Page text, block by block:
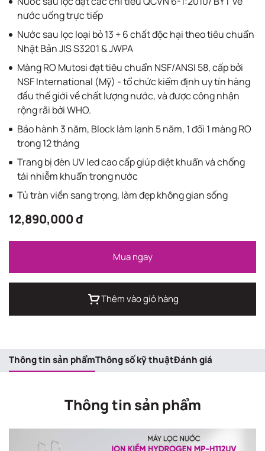
nước uống trực tiếp
Nước sau lọc loại bỏ 13 + 6 chất độc hại theo tiêu chuẩn
Nhật Bản JIS S3201 & JWPA
Màng RO Mutosi đạt tiêu chuẩn NSF/ANSI 58, cấp bởi
NSF International (Mỹ) - tổ chức kiểm định uy tín hàng
đầu thế giới về chất lượng nước, và được công nhận
rộng rãi bởi WHO.
Bảo hành 3 năm, Block làm lạnh 5 năm, 1 đổi 1 màng RO
trong 12 tháng
Trang bị đèn UV led cao cấp giúp diệt khuẩn và chống
tái nhiễm khuẩn trong nước
Tủ tràn viền sang trọng, làm đẹp không gian sống
12,890,000 đ
Mua ngay
Thêm vào giỏ hàng
Thông tin sản phẩmThông số kỹ thuậtĐánh giá
Thông tin sản phẩm